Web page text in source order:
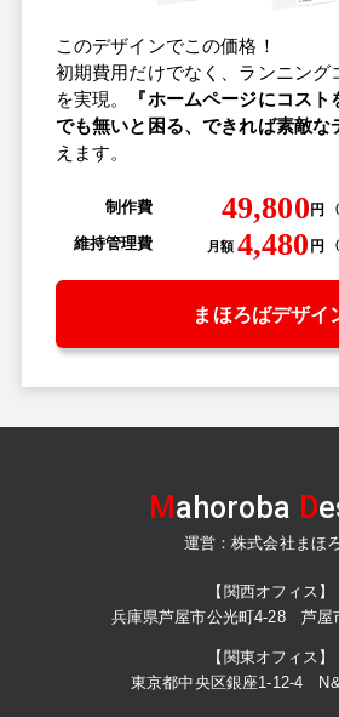
このデザインでこの価格！
初期費用だけでなく、ランニング
を実現。
『ホームページにコスト
でも無いと困る、できれば素敵な
えます。
制作費 49,800 円 （
維持管理費 月額 4,480 円 （
まほろばデザイ
M ahoroba D
運営：株式会社まほ
【関西オフィス】
兵庫県芦屋市公光町4-28 芦屋
【関東オフィス】
東京都中央区銀座1-12-4